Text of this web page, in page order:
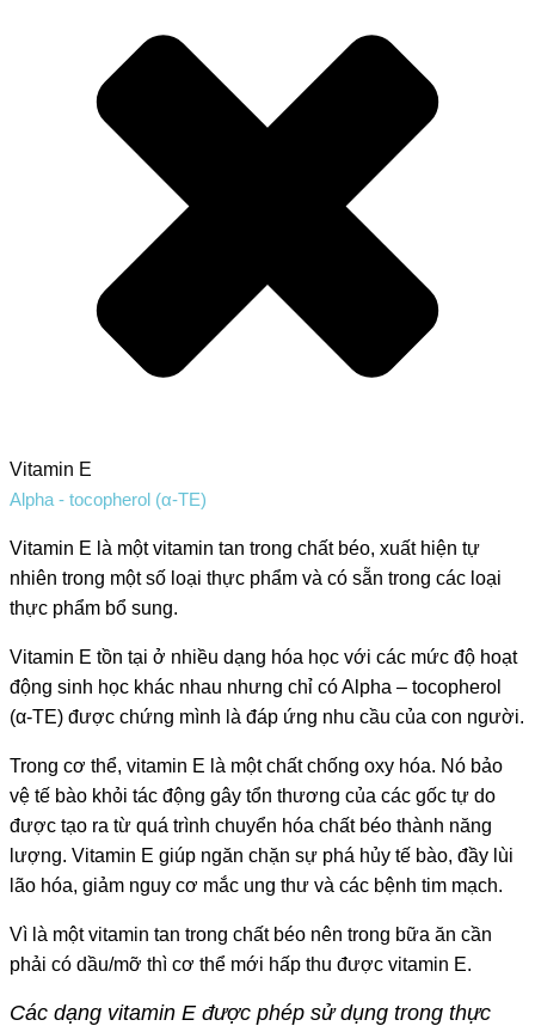
Vitamin E
Alpha - tocopherol (α-TE)
Vitamin E là một vitamin tan trong chất béo, xuất hiện tự
nhiên trong một số loại thực phẩm và có sẵn trong các loại
thực phẩm bổ sung.
Vitamin E tồn tại ở nhiều dạng hóa học với các mức độ hoạt
động sinh học khác nhau nhưng chỉ có Alpha – tocopherol
(α-TE) được chứng mình là đáp ứng nhu cầu của con người.
Trong cơ thể, vitamin E là một chất chống oxy hóa. Nó bảo
vệ tế bào khỏi tác động gây tổn thương của các gốc tự do
được tạo ra từ quá trình chuyển hóa chất béo thành năng
lượng. Vitamin E giúp ngăn chặn sự phá hủy tế bào, đầy lùi
lão hóa, giảm nguy cơ mắc ung thư và các bệnh tim mạch.
Vì là một vitamin tan trong chất béo nên trong bữa ăn cần
phải có dầu/mỡ thì cơ thể mới hấp thu được vitamin E.
Các dạng vitamin E được phép sử dụng trong thực